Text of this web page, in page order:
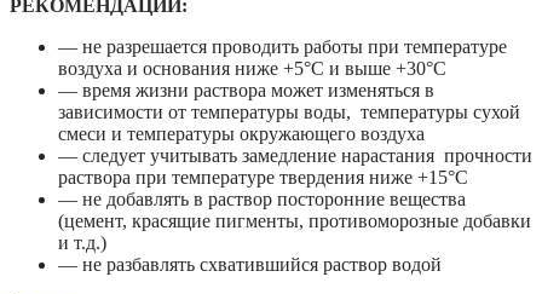
РЕКОМЕНДАЦИИ:
— не разрешается проводить работы при температуре
воздуха и основания ниже +5°С и выше +30°С
— время жизни раствора может изменяться в
зависимости от температуры воды, температуры сухой
смеси и температуры окружающего воздуха
— следует учитывать замедление нарастания прочности
раствора при температуре твердения ниже +15°С
— не добавлять в раствор посторонние вещества
(цемент, красящие пигменты, противоморозные добавки
и т.д.)
— не разбавлять схватившийся раствор водой